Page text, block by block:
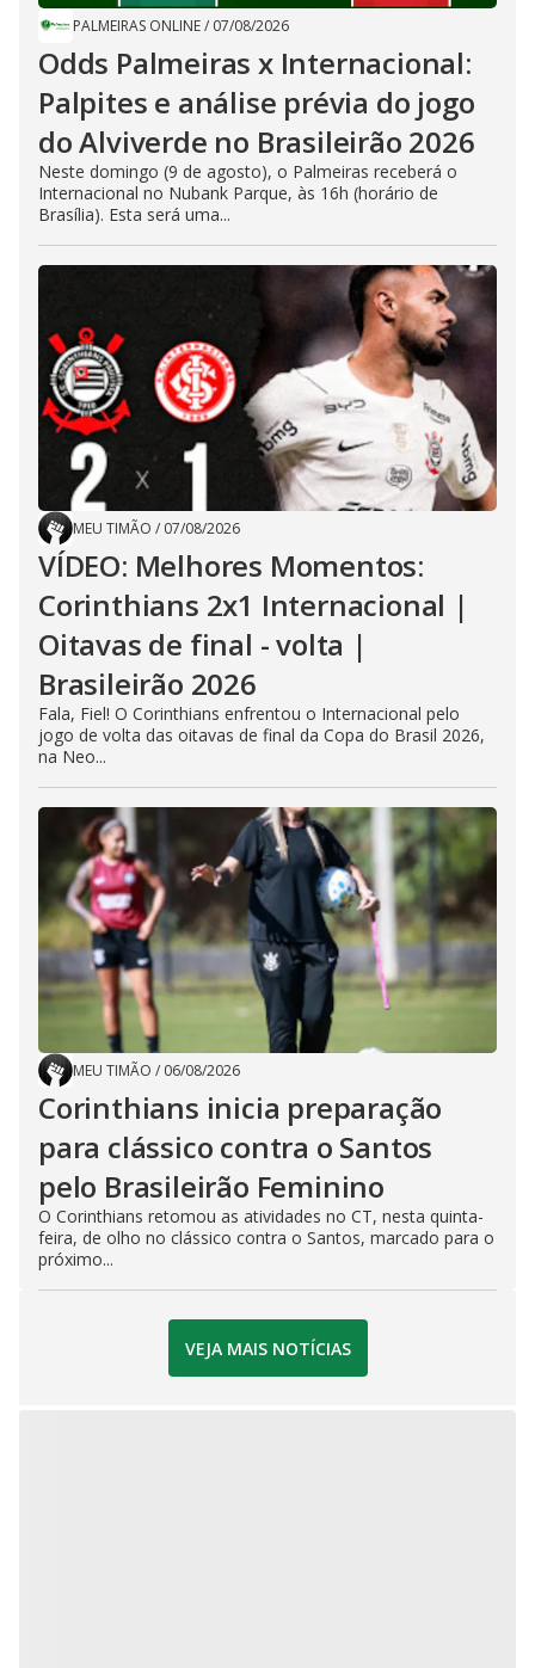
PALMEIRAS ONLINE/ 07/08/2026
Odds Palmeiras x Internacional:
Palpites e análise prévia do jogo
do Alviverde no Brasileirão 2026
Neste domingo (9 de agosto), o Palmeiras receberá o
Internacional no Nubank Parque, às 16h (horário de
Brasília). Esta será uma...
MEU TIMÃO / 07/08/2026
VÍDEO: Melhores Momentos:
Corinthians 2x1 Internacional |
Oitavas de final - volta |
Brasileirão 2026
Fala, Fiel! O Corinthians enfrentou o Internacional pelo
jogo de volta das oitavas de final da Copa do Brasil 2026,
na Neo...
MEU TIMÃO / 06/08/2026
Corinthians inicia preparação
para clássico contra o Santos
pelo Brasileirão Feminino
O Corinthians retomou as atividades no CT, nesta quinta-
feira, de olho no clássico contra o Santos, marcado para o
próximo...
VEJA MAIS NOTÍCIAS